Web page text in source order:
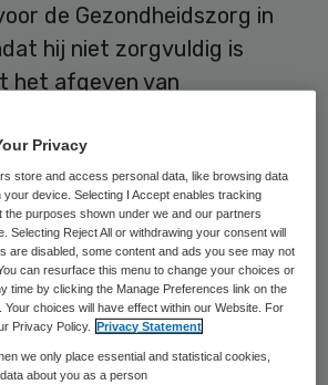
de Gezondheidszorg in
hij niet zorgvuldig is
het afgeven van
bijvoorbeeld theater of
IGJ stelde dat de huisarts
niet had mogen
gaat het college niet in mee.
de inspectie mensen
mogen geven als hij ze
Privacy
store and access personal data, like browsing data
your device. Selecting I Accept enables tracking
the purposes shown under we and our partners
Selecting Reject All or withdrawing your consent will
are disabled, some content and ads you see may not
can resurface this menu to change your choices or
time by clicking the Manage Preferences link on the
Your choices will have effect within our Website. For
Privacy Policy.
Privacy Statement
we only place essential and statistical cookies,
about you as a person